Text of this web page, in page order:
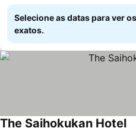
Selecione as datas para ver
exatos.
The Saihokukan Hotel